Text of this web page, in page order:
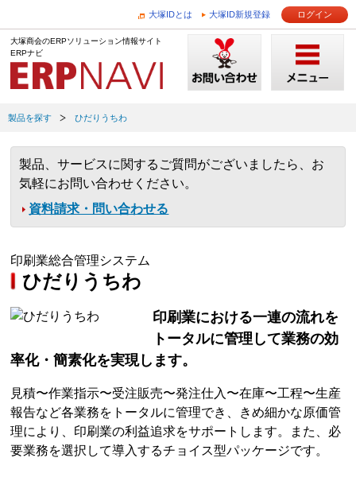
大塚IDとは 大塚ID新規登録 ログイン
大塚商会のERPソリューション情報サイト
ERPナビ
製品を探す ひだりうちわ
製品、サービスに関するご質問がございましたら、お
気軽にお問い合わせください。
資料請求・問い合わせる
印刷業総合管理システム
ひだりうちわ
印刷業における一連の流れを
トータルに管理して業務の効
率化・簡素化を実現します。
見積〜作業指示〜受注販売〜発注仕入〜在庫〜工程〜生産
報告など各業務をトータルに管理でき、きめ細かな原価管
理により、印刷業の利益追求をサポートします。また、必
要業務を選択して導入するチョイス型パッケージです。